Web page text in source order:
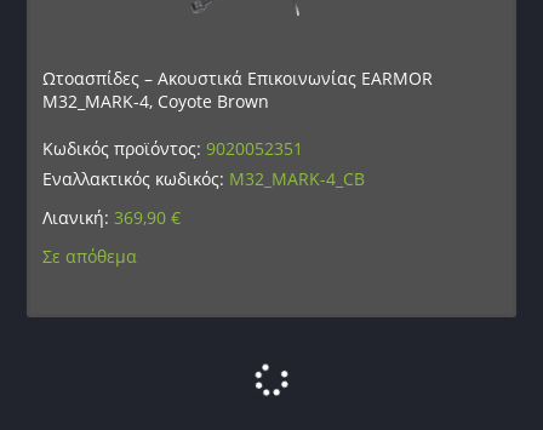
Ωτοασπίδες – Ακουστικά Επικοινωνίας EARMOR
M32_MARK-4, Coyote Brown
Κωδικός προϊόντος:9020052351
Εναλλακτικός κωδικός: M32_MARK-4_CB
Λιανική: 369,90€
Σε απόθεμα